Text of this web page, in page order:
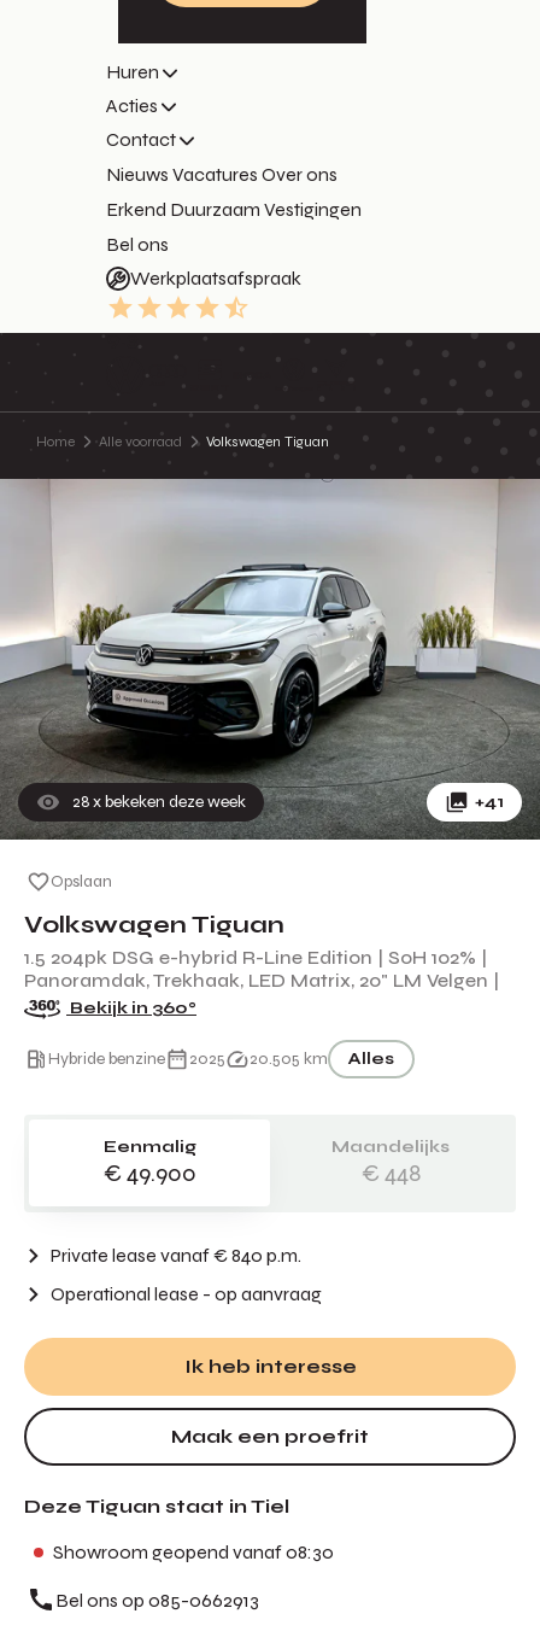
Huren
Acties
Contact
Nieuws Vacatures Over ons
Erkend Duurzaam Vestigingen
Bel ons
Werkplaatsafspraak
9.3
Home Alle voorraad Volkswagen Tiguan
28x bekeken deze week +41
Opslaan
Volkswagen Tiguan
1.5 204pk DSG e-hybrid R-Line Edition | SoH 102% |
Panoramdak, Trekhaak, LED Matrix, 20" LM Velgen |
Bekijk in 360°
Hybride benzine 2025 20.505 km Alles
Eenmalig
€ 49.900
Maandelijks
€ 448
Private lease vanaf € 840 p.m.
Operational lease - op aanvraag
Ik heb interesse
Maak een proefrit
Deze Tiguan staat in Tiel
Showroom geopend vanaf 08:30
Bel ons op 085-0662913